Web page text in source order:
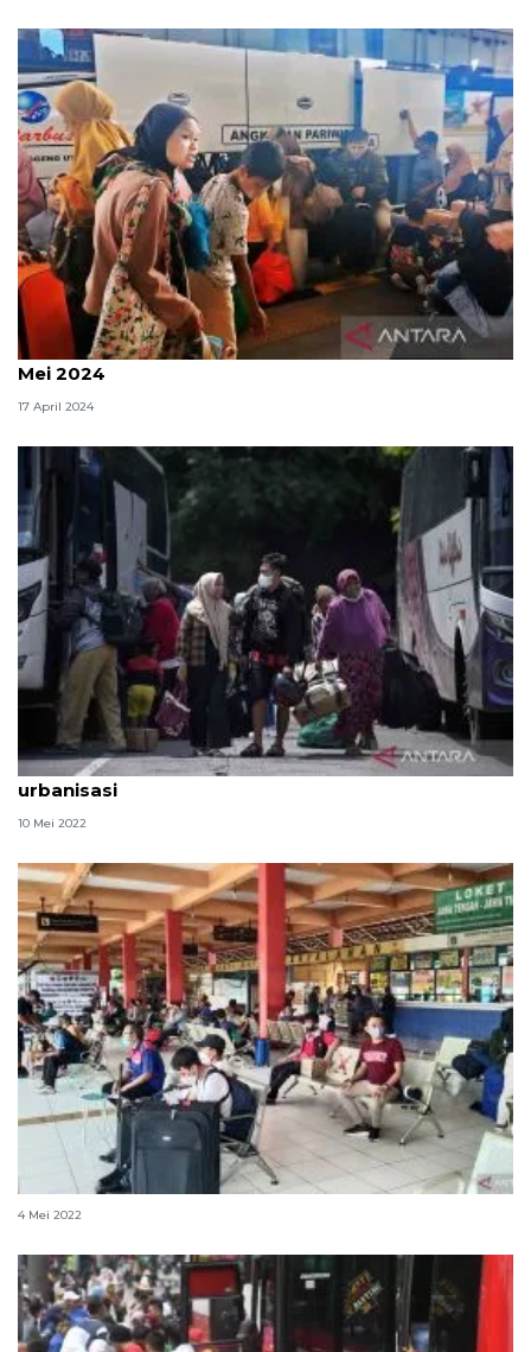
DKI mendata pendatang baru hingga pertengahan
Mei 2024
17 April 2024
Pemprov DKI Jakarta tidak membatasi arus
urbanisasi
10 Mei 2022
DKI tiadakan operasi yustisi saat arus balik Lebaran
4 Mei 2022